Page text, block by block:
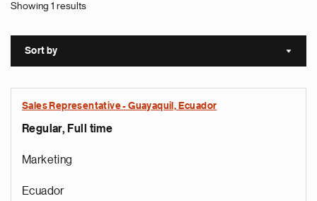
Showing 1 results
Sort by Sort
Sales Representative - Guayaquil, Ecuador
Regular, Full time
Marketing
Ecuador